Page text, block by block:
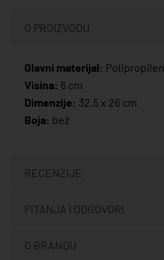
O PROIZVODU
Glavni materijal: Polipropilen
Visina: 6 cm
Dimenzije: 32,5 x 26 cm
Boja: bež
RECENZIJE
PITANJA I ODGOVORI
O BRANDU